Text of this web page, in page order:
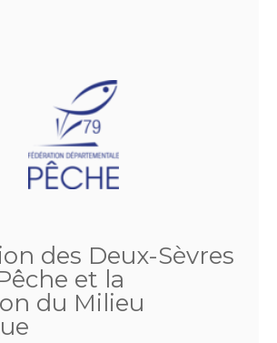
des Deux-Sèvres
et la
du Milieu